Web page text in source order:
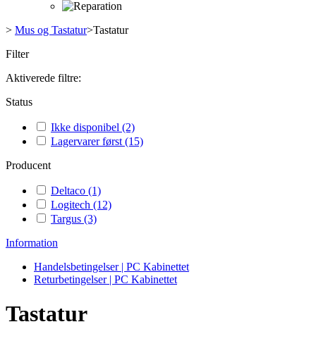
> Mus og Tastatur>Tastatur
Filter
Aktiverede filtre:
Status
Ikke disponibel (2)
Lagervarer først (15)
Producent
Deltaco (1)
Logitech (12)
Targus (3)
Information
Handelsbetingelser | PC Kabinettet
Returbetingelser | PC Kabinettet
Tastatur